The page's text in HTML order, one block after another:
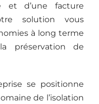
et d’une facture
solution vous
à long terme
préservation de
se positionne
de l’isolation